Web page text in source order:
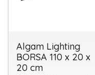
Algam Lighting
BORSA 110 x 20 x
20 cm